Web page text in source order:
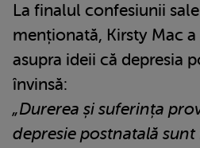
La finalul confesiunii
menționată, Kirsty Mac
asupra ideii că depresia
învinsă:
„Durerea și suferința
depresie postnatală